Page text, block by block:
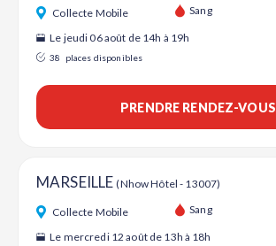
Collecte Mobile Sang
Le jeudi 06 août de 14h à 19h
38 places disponibles
PRENDRE RENDEZ-VOUS
MARSEILLE(Nhow Hôtel - 13007)
Collecte Mobile Sang
Le mercredi 12 août de 13h à 18h